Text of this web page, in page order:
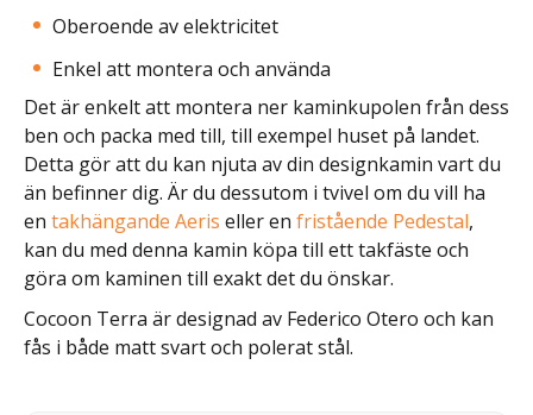
Oberoende av elektricitet
Enkel att montera och använda
Det är enkelt att montera ner kaminkupolen från dess
ben och packa med till, till exempel huset på landet.
Detta gör att du kan njuta av din designkamin vart du
än befinner dig. Är du dessutom i tvivel om du vill ha
en takhängande Aeris eller en fristående Pedestal,
kan du med denna kamin köpa till ett takfäste och
göra om kaminen till exakt det du önskar.
Cocoon Terra är designad av Federico Otero och kan
fås i både matt svart och polerat stål.